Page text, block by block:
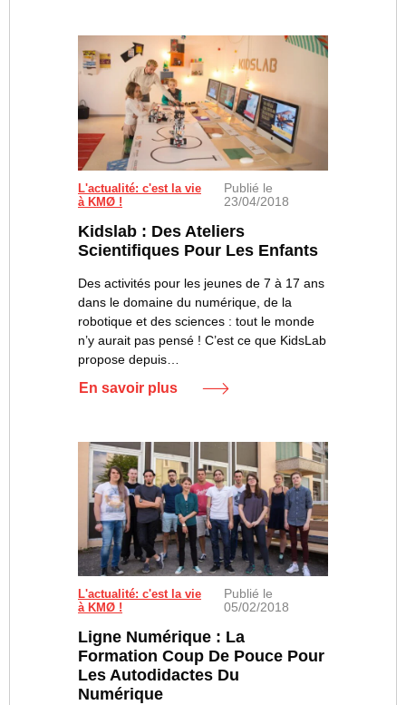
L'actualité: c'est la vie
à KMØ !
Publié le
23/04/2018
Kidslab : Des Ateliers
Scientifiques Pour Les Enfants
Des activités pour les jeunes de 7 à 17 ans
dans le domaine du numérique, de la
robotique et des sciences : tout le monde
n’y aurait pas pensé ! C’est ce que KidsLab
propose depuis…
En savoir plus
Les apprenants de la promotion 2017-2018.
L'actualité: c'est la vie
à KMØ !
Publié le
05/02/2018
Ligne Numérique : La
Formation Coup De Pouce Pour
Les Autodidactes Du
Numérique